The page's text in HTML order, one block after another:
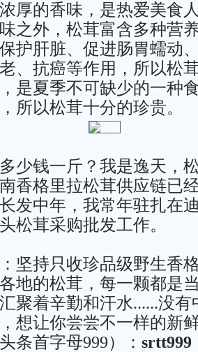
厚的香味，是热爱美食
之外，松茸富含多种营
护肝脏、促进肠胃蠕动
、抗癌等作用，所以松
是夏季不可缺少的一种
所以松茸十分的珍贵。
钱一斤？我是逸天，
香格里拉松茸供应链已
发中年，我常年驻扎在
松茸采购批发工作。
持只收珍品级野生香
地的松茸，每一颗都是
聚着辛勤和汗水......没有
想让你尝尝不一样的新
条首字母999）： srtt999